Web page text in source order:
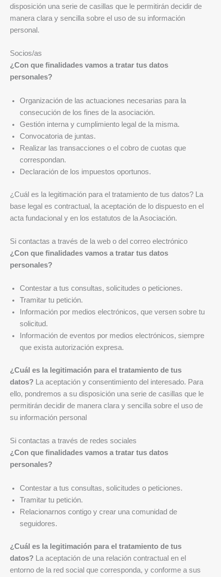
disposición una serie de casillas que le permitirán decidir de
manera clara y sencilla sobre el uso de su información
personal.
Socios/as
¿Con que finalidades vamos a tratar tus datos
personales?
Organización de las actuaciones necesarias para la
consecución de los fines de la asociación.
Gestión interna y cumplimiento legal de la misma.
Convocatoria de juntas.
Realizar las transacciones o el cobro de cuotas que
correspondan.
Declaración de los impuestos oportunos.
¿Cuál es la legitimación para el tratamiento de tus datos? La
base legal es contractual, la aceptación de lo dispuesto en el
acta fundacional y en los estatutos de la Asociación.
Si contactas a través de la web o del correo electrónico
¿Con que finalidades vamos a tratar tus datos
personales?
Contestar a tus consultas, solicitudes o peticiones.
Tramitar tu petición.
Información por medios electrónicos, que versen sobre tu
solicitud.
Información de eventos por medios electrónicos, siempre
que exista autorización expresa.
¿Cuál es la legitimación para el tratamiento de tus
datos? La aceptación y consentimiento del interesado. Para
ello, pondremos a su disposición una serie de casillas que le
permitirán decidir de manera clara y sencilla sobre el uso de
su información personal
Si contactas a través de redes sociales
¿Con que finalidades vamos a tratar tus datos
personales?
Contestar a tus consultas, solicitudes o peticiones.
Tramitar tu petición.
Relacionarnos contigo y crear una comunidad de
seguidores.
¿Cuál es la legitimación para el tratamiento de tus
datos? La aceptación de una relación contractual en el
entorno de la red social que corresponda, y conforme a sus